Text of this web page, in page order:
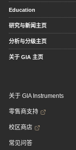
Education
研究与新闻主页
分析与分级主页
关于 GIA 主页
关于 GIA Instruments
零售商支持
校区商店
常见问答